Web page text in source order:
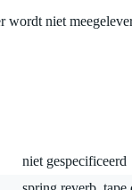
wordt niet
niet gespecificeerd